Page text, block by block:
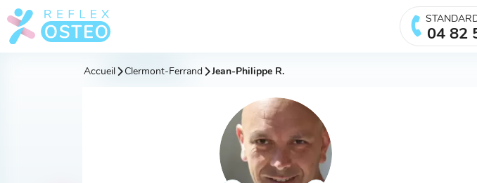
04 82
Accueil Clermont-Ferrand Jean-Philippe R.